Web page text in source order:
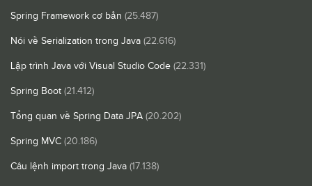
Spring Framework cơ bản (25.487)
Nói về Serialization trong Java (22.616)
Lập trình Java với Visual Studio Code (22.331)
Spring Boot (21.412)
Tổng quan về Spring Data JPA (20.202)
Spring MVC (20.186)
Câu lệnh import trong Java (17.138)